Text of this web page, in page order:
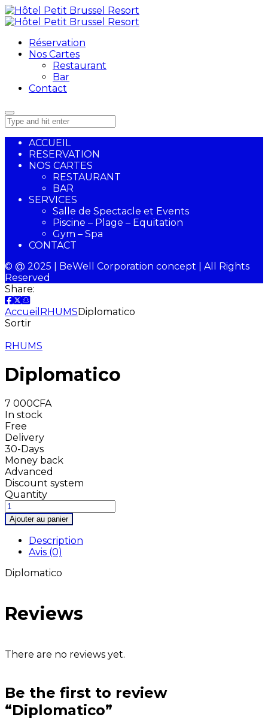
Réservation
Nos Cartes
Restaurant
Bar
Contact
ACCUEIL
RESERVATION
NOS CARTES
RESTAURANT
BAR
SERVICES
Salle de Spectacle et Events
Piscine – Plage – Equitation
Gym – Spa
CONTACT
© @ 2025 | BeWell Corporation concept | All Rights
Reserved
Share:
Accueil RHUMSDiplomatico
Sortir
RHUMS
Diplomatico
7 000CFA
In stock
Free
Delivery
30-Days
Money back
Advanced
Discount system
Quantity
Ajouter au panier
Description
Avis (0)
Diplomatico
Reviews
There are no reviews yet.
Be the first to review
“Diplomatico”